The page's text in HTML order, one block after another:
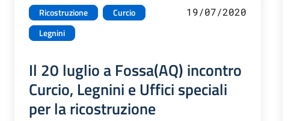
Ricostruzione
Curcio
Legnini
19/07/2020
Il 20 luglio a Fossa(AQ) incontro
Curcio, Legnini e Uffici speciali
per la ricostruzione